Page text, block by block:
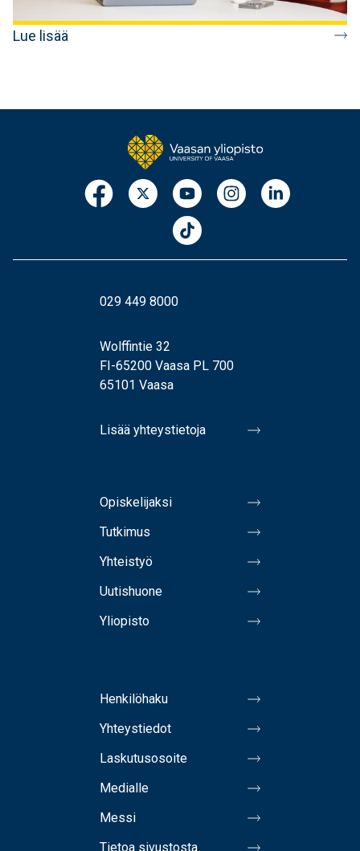
Lue lisää
029 449 8000
Wolffintie 32
FI-65200 Vaasa PL 700
65101 Vaasa
Lisää yhteystietoja
Opiskelijaksi
Tutkimus
Yhteistyö
Uutishuone
Yliopisto
Henkilöhaku
Yhteystiedot
Laskutusosoite
Medialle
Messi
Tietoa sivustosta